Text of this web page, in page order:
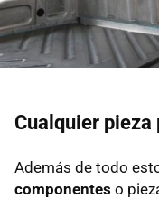
Cualquier pieza
Además de todo
componentes o